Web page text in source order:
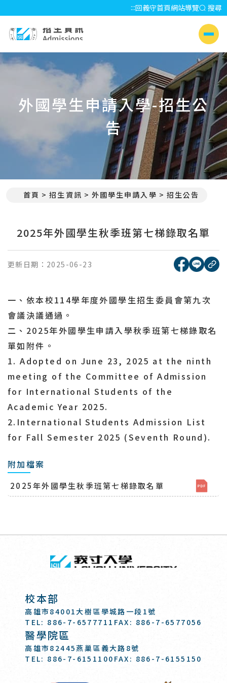
:::回義守首頁網站導覽 搜尋
側選單
外國學生申請入學-招生公
告
首頁 招生資訊 外國學生申請入學 招生公告
2025年外國學生秋季班第七梯錄取名單
更新日期： 2025-06-23 [另開新
[另開
複
一、依本校114學年度外國學生招生委員會第九次
會議決議通過。
二、2025年外國學生申請入學秋季班第七梯錄取名
單如附件。
1. Adopted on June 23, 2025 at the ninth
meeting of the Committee of Admission
for International Students of the
Academic Year 2025.
2.International Students Admission List
for Fall Semester 2025 (Seventh Round).
附加檔案
2025年外國學生秋季班第七梯錄取名單
回頂端
校本部
高雄市84001大樹區學城路一段1號
TEL: 886-7-6577711 FAX: 886-7-6577056
醫學院區
高雄市82445燕巢區義大路8號
TEL: 886-7-6151100 FAX: 886-7-6155150